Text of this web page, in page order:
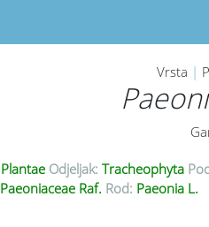
Vrsta |
Plantae Odjeljak: Tracheophyta
Paeoniaceae Raf. Rod: Paeonia L.